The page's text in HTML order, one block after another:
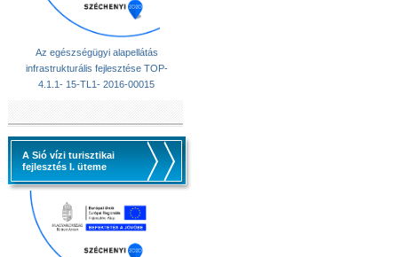
Az egészségügyi alapellátás
infrastrukturális fejlesztése TOP-
4.1.1- 15-TL1- 2016-00015
A Sió vízi turisztikai
fejlesztés I. üteme